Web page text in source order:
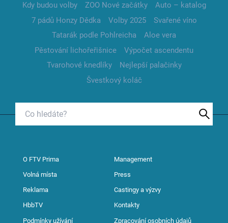
Kdy budou volby
ZOO Nové začátky
Auto – katalog
7 pádů Honzy Dědka
Volby 2025
Svařené víno
Tatarák podle Pohlreicha
Aloe vera
Pěstování lichořeřišnice
Výpočet ascendentu
Tvarohové knedlíky
Nejlepší palačinky
Švestkový koláč
O FTV Prima Management
Volná místa Press
Reklama Castingy a výzvy
HbbTV Kontakty
Podmínky užívání Zpracování osobních údajů